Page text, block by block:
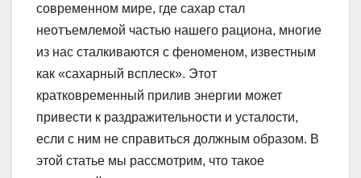
современном мире, где сахар стал
неотъемлемой частью нашего рациона, многие
из нас сталкиваются с феноменом, известным
как «сахарный всплеск». Этот
кратковременный прилив энергии может
привести к раздражительности и усталости,
если с ним не справиться должным образом. В
этой статье мы рассмотрим, что такое